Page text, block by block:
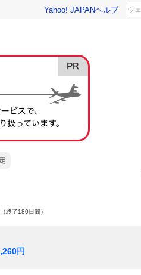
Yahoo! JAPANヘルプ
（終了180日間）
円